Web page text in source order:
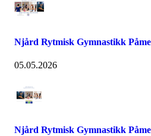
Njård Rytmisk Gymnastikk
05.05.2026
Njård Rytmisk Gymnastikk